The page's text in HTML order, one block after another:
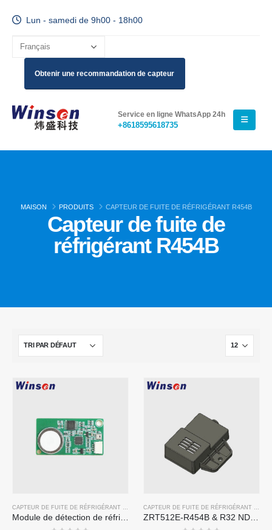
Lun - samedi de 9h00 - 18h00
Obtenir une recommandation de capteur
Service en ligne WhatsApp 24h
+8618595618735
MAISON PRODUITS CAPTEUR DE FUITE DE RÉFRIGÉRANT R454B
Capteur de fuite de
réfrigérant R454B
CAPTEUR DE FUITE DE RÉFRIGÉRANT R454B